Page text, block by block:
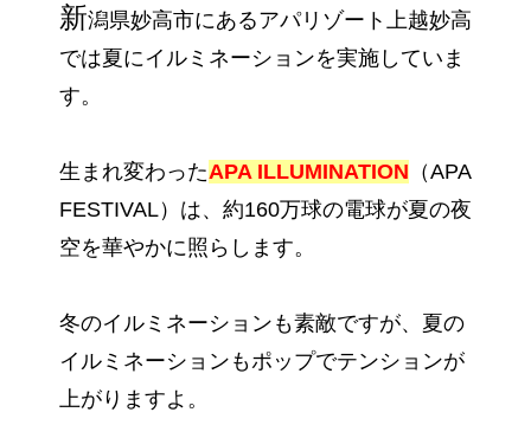
新潟県妙高市にあるアパリゾート上越妙高
では夏にイルミネーションを実施していま
す。
生まれ変わったAPA ILLUMINATION （APA
FESTIVAL）は、約160万球の電球が夏の夜
空を華やかに照らします。
冬のイルミネーションも素敵ですが、夏の
イルミネーションもポップでテンションが
上がりますよ。